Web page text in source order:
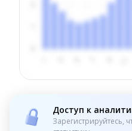
Доступ к
Зарегистрируйтесь,